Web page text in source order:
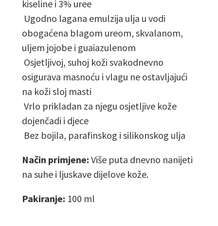
kiseline i 3% uree
Ugodno lagana emulzija ulja u vodi
obogaćena blagom ureom, skvalanom,
uljem jojobe i guaiazulenom
Osjetljivoj, suhoj koži svakodnevno
osigurava masnoću i vlagu ne ostavljajući
na koži sloj masti
Vrlo prikladan za njegu osjetljive kože
dojenčadi i djece
Bez bojila, parafinskog i silikonskog ulja
Način primjene: Više puta dnevno nanijeti
na suhe i ljuskave dijelove kože.
Pakiranje: 100 ml